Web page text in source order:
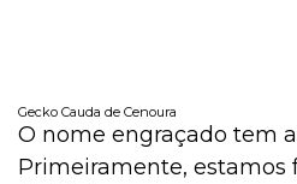
Gecko Cauda de Cenoura
O nome engraçado tem
Primeiramente, estamos